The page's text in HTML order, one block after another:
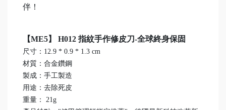
伴！
【ME5】 H012 指紋手作修皮刀-全球終身保固
尺寸：12.9 * 0.9 * 1.3 cm
材質：合金鑽鋼
製成：手工製造
用途：去除死皮
重量： 21g